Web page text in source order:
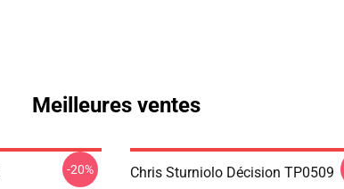
Meilleures ventes
-20% Chris Sturniolo Décision TP0509